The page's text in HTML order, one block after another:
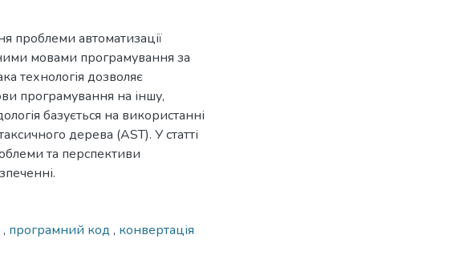
проблеми автоматизації
мовами програмування за
технологія дозволяє
програмування на іншу,
базується на використанні
дерева (AST). У статті
та перспективи
, програмний код , конвертація